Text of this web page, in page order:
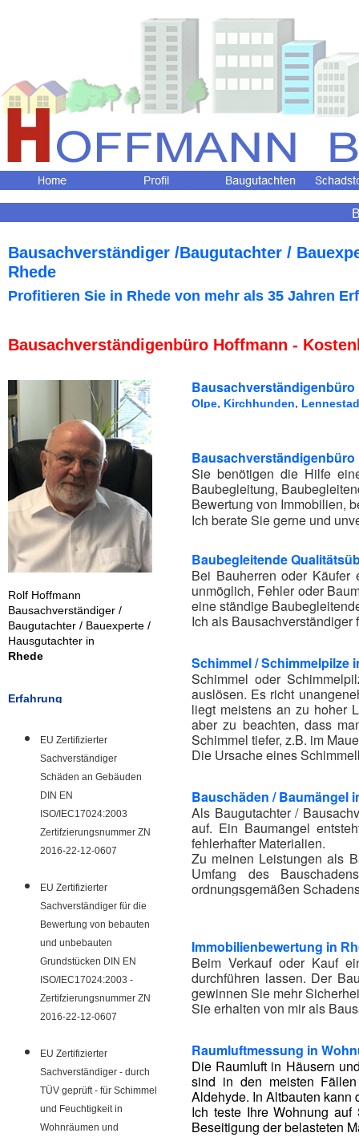
Bausachverständiger /Baugutachter /
Rhede
Profitieren Sie in Rhede von mehr als 35 Jahren
Bausachverständigenbüro Hoffmann -
Olpe, Kirchhunden,
Sie benötigen die Hilfe
Baubegleitung,
Bewertung von Immobilien,
Ich berate Sie gerne und
Bauschäden / Baumängel
Als Baugutachter /
auf. Ein Baumangel
fehlerhafter Materialien.
Zu meinen Leistungen als
Umfang des
ordnungsgemäßen
Baubegleitende
Bei Bauherren oder Käufer
unmöglich, Fehler oder
eine ständige
Ich als
Schimmel / Schimmelpilze
Schimmel oder
auslösen. Es richt
liegt meistens an zu hoher
aber zu beachten, dass
Schimmel tiefer, z.B. im
Die Ursache eines
Immobilienbewertung in
Beim Verkauf oder Kauf
durchführen lassen. Der
gewinnen Sie mehr
Sie erhalten von mir als
Raumluftmessung in
Die Raumluft in Häusern
sind in den meisten Fällen
Aldehyde. In Altbauten kann
Ich teste Ihre Wohnung
Beseitigung der belasteten
Rolf Hoffmann
Bausachverständiger /
Baugutachter / Bauexperte /
Hausgutachter in
Rhede
Erfahrung
EU Zertifizierter
Sachverständiger
Schäden an Gebäuden
DIN EN
ISO/IEC17024:2003
Zertifzierungsnummer ZN
2016-22-12-0607
EU Zertifizierter
Sachverständiger für die
Bewertung von bebauten
und unbebauten
Grundstücken DIN EN
ISO/IEC17024:2003 -
Zertifzierungsnummer ZN
2016-22-12-0607
EU Zertifizierter
Sachverständiger - durch
TÜV geprüft - für Schimmel
und Feuchtigkeit in
Wohnräumen und